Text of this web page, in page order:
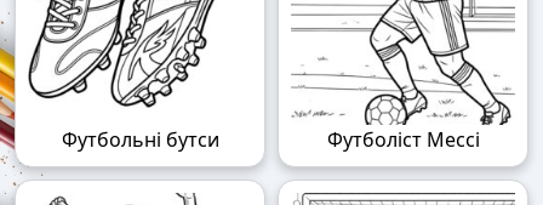
Футбольні бутси Футболіст Мессі